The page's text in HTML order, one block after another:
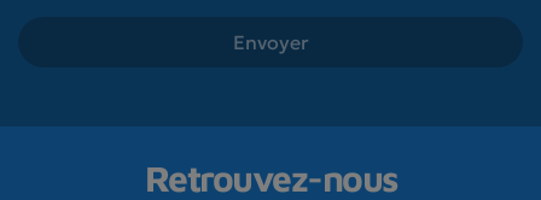
Retrouvez-nous